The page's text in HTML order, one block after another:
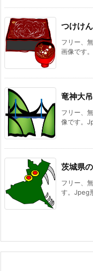
つけけ
フリー、
画像です
竜神大
フリー、
像です。
茨城県
フリー、
す。Jpeg